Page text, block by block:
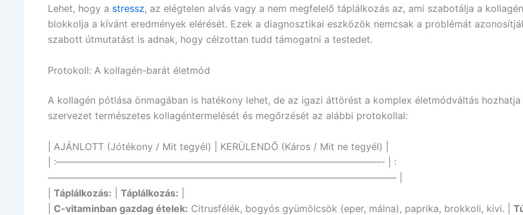
Lehet, hogy a stressz, az elégtelen alvás vagy a nem megfelelő táplálkozás az, ami szabotálja a
blokkolja a kívánt eredmények elérését. Ezek a diagnosztikai eszközök nemcsak a problémát
szabott útmutatást is adnak, hogy célzottan tudd támogatni a testedet.
Protokoll: A kollagén-barát életmód
A kollagén pótlása önmagában is hatékony lehet, de az igazi áttörést a komplex életmódváltás hozhatja
szervezet természetes kollagéntermelését és megőrzését az alábbi protokollal:
| AJÁNLOTT (Jótékony / Mit tegyél) | KERÜLENDŐ (Káros / Mit ne tegyél) |
| :——————————————————————————————————- | :
————————————————————————————————————– |
Táplálkozás: Táplálkozás:
C-vitaminban gazdag ételek: Citrusfélék, bogyós gyümölcsök (eper, málna), paprika, brokkoli, kivi. |